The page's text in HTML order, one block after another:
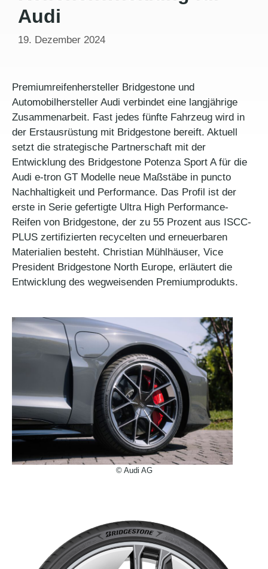
Audi
19. Dezember 2024
Premiumreifenhersteller Bridgestone und
Automobilhersteller Audi verbindet eine langjährige
Zusammenarbeit. Fast jedes fünfte Fahrzeug wird in
der Erstausrüstung mit Bridgestone bereift. Aktuell
setzt die strategische Partnerschaft mit der
Entwicklung des Bridgestone Potenza Sport A für die
Audi e-tron GT Modelle neue Maßstäbe in puncto
Nachhaltigkeit und Performance. Das Profil ist der
erste in Serie gefertigte Ultra High Performance-
Reifen von Bridgestone, der zu 55 Prozent aus ISCC-
PLUS zertifizierten recycelten und erneuerbaren
Materialien besteht. Christian Mühlhäuser, Vice
President Bridgestone North Europe, erläutert die
Entwicklung des wegweisenden Premiumprodukts.
© Audi AG